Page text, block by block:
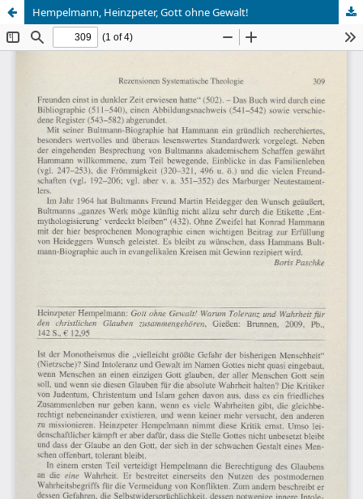
Hempelmann, Heinzpeter, Gott ohne Gewalt!